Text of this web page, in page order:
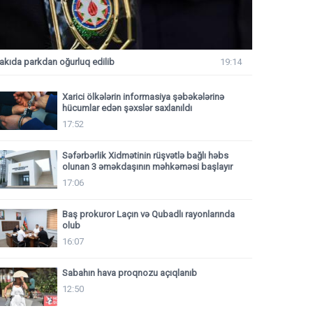
parkdan oğurluq edilib 19:14
Xarici ölkələrin informasiya şəbəkələrinə
hücumlar edən şəxslər saxlanıldı
17:52
Səfərbərlik Xidmətinin rüşvətlə bağlı həbs
olunan 3 əməkdaşının məhkəməsi başlayır
17:06
Baş prokuror Laçın və Qubadlı rayonlarında
olub
16:07
Sabahın hava proqnozu açıqlanıb
12:50